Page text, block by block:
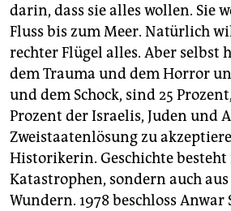
darin, dass sie alles wollen. Sie
Fluss bis zum Meer. Natürlich
rechter Flügel alles. Aber selbst
dem Trauma und dem Horror
und dem Schock, sind 25
Prozent der Israelis, Juden und
Zweistaatenlösung zu
Historikerin. Geschichte
Katastrophen, sondern auch
Wundern. 1978 beschloss Anwar